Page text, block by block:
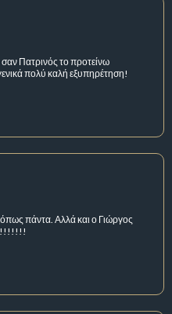
Πατρινός το προτείνω
πολύ καλή εξυπηρέτηση!
πάντα. Αλλά και ο Γιώργος